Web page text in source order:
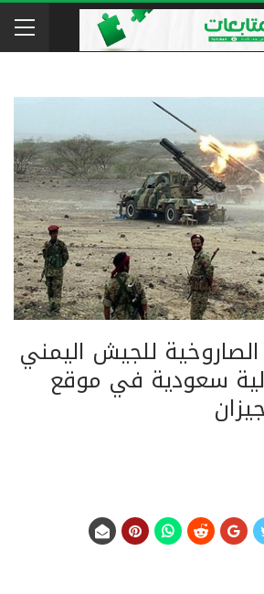
للجيش اليمني
سعودية في موقع